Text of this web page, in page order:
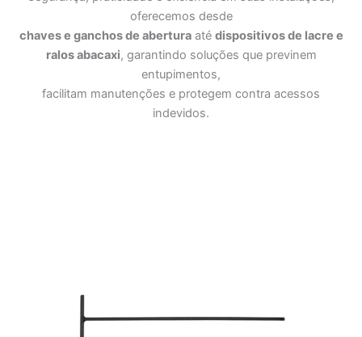
oferecemos desde
chaves e ganchos de aberturaaté dispositivos de lacre e
ralos abacaxi, garantindo soluções que previnem
entupimentos,
facilitam manutenções e protegem contra acessos
indevidos.